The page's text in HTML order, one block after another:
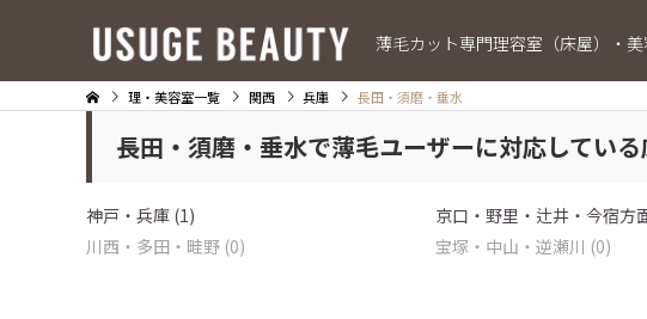
薄毛カット専門理容室（床屋）・
理・美容室一覧 関西 兵庫 長田・須磨・垂水
長田・須磨・垂水で薄毛ユーザーに対応してい
神戸・兵庫 (1) 京口・野里・辻井・今宿方
川西・多田・畦野 (0)
宝塚・中山・逆瀬川 (0)